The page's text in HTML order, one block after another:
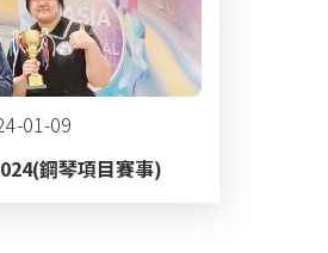
01-09
鋼琴項目賽事)